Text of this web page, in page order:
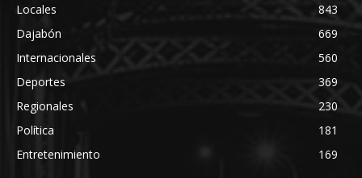
Locales
843
Dajabón
669
Internacionales
560
Deportes
369
Regionales
230
Política
181
Entretenimiento
169